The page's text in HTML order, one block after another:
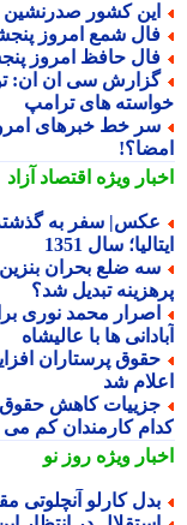
کشور صدرنشین
شمع امروز پنجشنبه 15 مرداد
حافظ امروز پنجشنبه 15 مرداد
سی ان ان: توافق
های ترامپ
خط خبرهای امروز؛
ویژهاقتصاد آزاد
سفر به گذشته؛
سال 1351
ضلع بحران بنزین ؛
تبدیل شد؟
محمد نوری برای
ها با عالیشاه
پرستاران
شد
کاهش حقوق
کارمندان کم می
ویژهروز نو
کارلو آنچلوتی مقابل